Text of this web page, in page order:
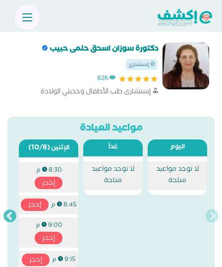
دكتورة سوزان اسحق حلمى حبيب
إستشاري
826
إستشارى طب الأطفال وحديثي الولادة
مواعيد العيادة
اليوم
لا توجد مواعيد
متاحة
غداً
لا توجد مواعيد
متاحة
الإثنين(10/8)
8:30 م
إحجز
8:45 م إحجز
9:00 م
إحجز
9:15 م
إحجز